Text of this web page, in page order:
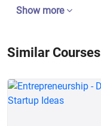
Show more
Similar Courses